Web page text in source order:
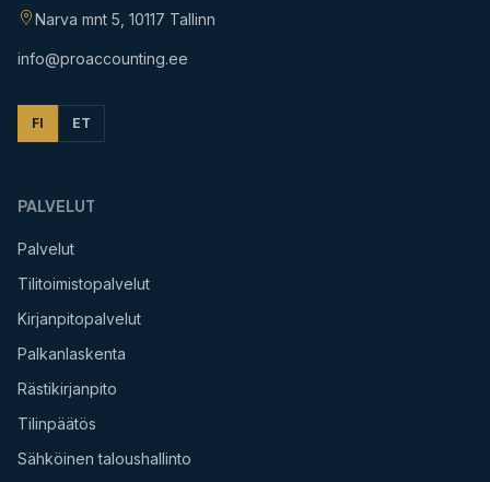
Narva mnt 5, 10117 Tallinn
info@proaccounting.ee
FI ET
PALVELUT
Palvelut
Tilitoimistopalvelut
Kirjanpitopalvelut
Palkanlaskenta
Rästikirjanpito
Tilinpäätös
Sähköinen taloushallinto